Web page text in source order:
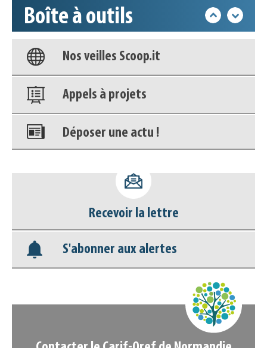
Boîte à outils
Base documentaire
Nos veilles Scoop.it
Appels à projets
Déposer une actu !
déconnecter)
Base documentaire
Nos veilles Scoop.it
Recevoir la lettre
S'abonner aux alertes